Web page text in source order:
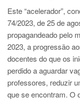
Este “acelerador”,
74/2023, de 25 de
propagandeado pelo
2023, a progressão
docentes do que os
perdido a aguardar
professores, reduzir
que se encontram. O